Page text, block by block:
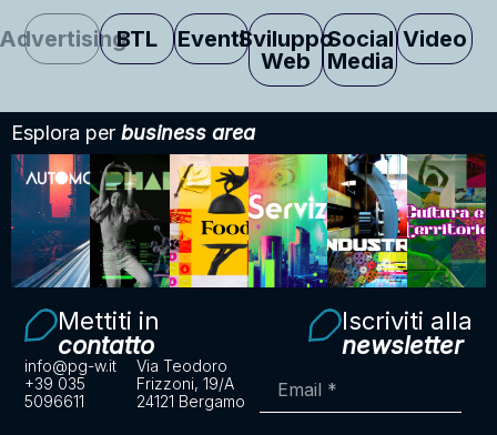
BTL EventiSviluppo
Web
Social
Media
Video
Esplora per business area
Mettiti in
contatto
info@pg-w.it
+39 035
5096611
Via Teodoro
Frizzoni, 19/A
24121 Bergamo
Iscriviti alla
newsletter